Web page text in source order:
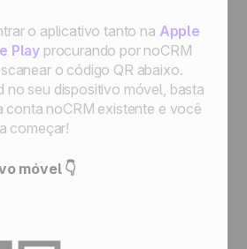
o aplicativo tanto na Apple
Play procurando por noCRM
o código QR abaixo.
seu dispositivo móvel, basta
conta noCRM existente e você
começar!
móvel 👇